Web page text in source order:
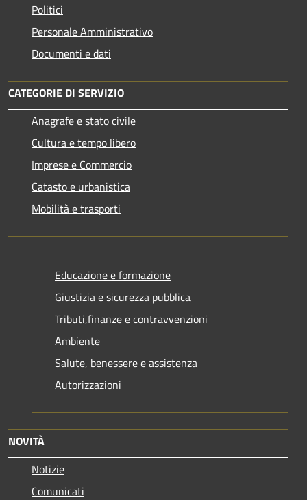
Politici
Personale Amministrativo
Documenti e dati
CATEGORIE DI SERVIZIO
Anagrafe e stato civile
Cultura e tempo libero
Imprese e Commercio
Catasto e urbanistica
Mobilità e trasporti
Educazione e formazione
Giustizia e sicurezza pubblica
Tributi,finanze e contravvenzioni
Ambiente
Salute, benessere e assistenza
Autorizzazioni
NOVITÀ
Notizie
Comunicati